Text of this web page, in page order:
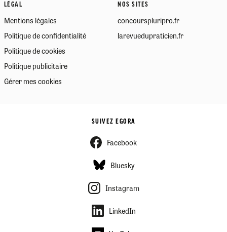
LÉGAL
Mentions légales
Politique de confidentialité
Politique de cookies
Politique publicitaire
Gérer mes cookies
NOS SITES
concourspluripro.fr
larevuedupraticien.fr
SUIVEZ EGORA
Facebook
Bluesky
Instagram
LinkedIn